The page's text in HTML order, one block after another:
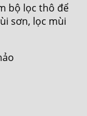
bộ lọc thô để
sơn, lọc mùi